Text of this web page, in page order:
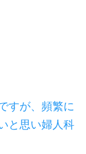
すが、頻繁に
と思い婦人科